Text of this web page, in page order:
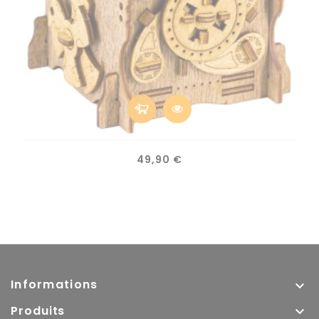
Plus D'options
Format Voyage
Jeu En Bois
49,90 €Prix
Informations 
Produits 